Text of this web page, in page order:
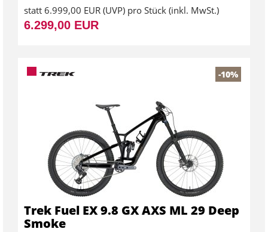
statt 6.999,00 EUR (UVP) pro Stück (inkl. MwSt.)
6.299,00 EUR
-10%
Trek Fuel EX 9.8 GX AXS ML 29 Deep
Smoke